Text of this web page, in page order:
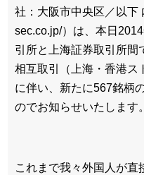
社：大阪市中央区／以
sec.co.jp/）は、本日
引所と上海証券取引所間
相互取引（上海・香港ス
に伴い、新たに567銘柄
のでお知らせいたします。
これまで我々外国人が直